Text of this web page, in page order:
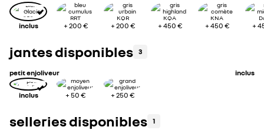
inclus +200 € +200 € +450 € +450 € +
jantes disponibles 3
petit enjoliveur inclus
inclus +50 € +250 €
selleries disponibles 1